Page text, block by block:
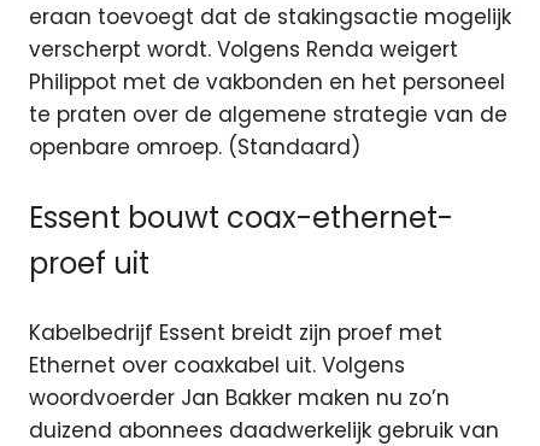
eraan toevoegt dat de stakingsactie mogelijk
verscherpt wordt. Volgens Renda weigert
Philippot met de vakbonden en het personeel
te praten over de algemene strategie van de
openbare omroep. (Standaard)
Essent bouwt coax-ethernet-
proef uit
Kabelbedrijf Essent breidt zijn proef met
Ethernet over coaxkabel uit. Volgens
woordvoerder Jan Bakker maken nu zo’n
duizend abonnees daadwerkelijk gebruik van